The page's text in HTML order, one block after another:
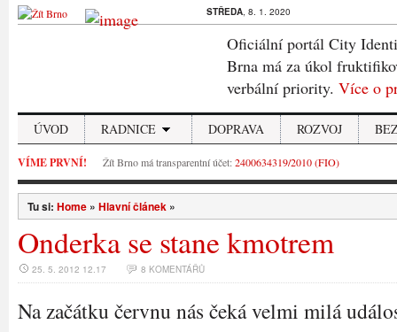
STŘEDA, 8. 1. 2020
Oficiální portál City
Brna má za úkol
verbální priority. Více o
ÚVOD RADNICE DOPRAVA ROZVOJ
VÍME PRVNÍ! Žít Brno má transparentní účet:2400634319/2010 (FIO)
Tu si: Home » Hlavní článek »
Onderka se stane kmotrem
25. 5. 2012 12.17 8 KOMENTÁŘŮ
Na začátku červnu nás čeká velmi milá